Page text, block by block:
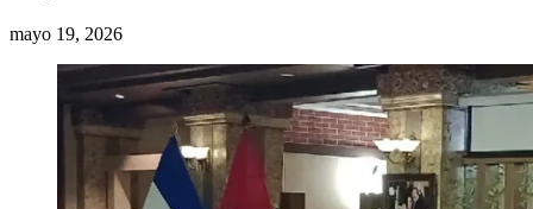
mayo 19, 2026